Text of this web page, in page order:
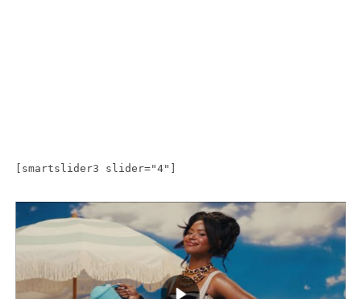
[smartslider3 slider="4"]